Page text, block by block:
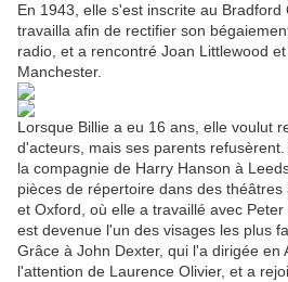
En 1943, elle s'est inscrite au Bradford
travailla afin de rectifier son
radio, et a rencontré Joan Littlewood
Manchester.
Lorsque Billie a eu 16 ans, elle voulut
d'acteurs, mais ses parents
la compagnie de Harry Hanson à
pièces de répertoire dans des théâtres
et Oxford, où elle a travaillé avec
est devenue l'un des visages les plus
Grâce à John Dexter, qui l'a dirigée en
l'attention de Laurence Olivier, et a